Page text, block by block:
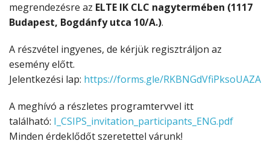
megrendezésre az ELTE IK CLC nagytermében (1117
Budapest, Bogdánfy utca 10/A.).
A részvétel ingyenes, de kérjük regisztráljon az
esemény előtt.
Jelentkezési lap: https://forms.gle/RKBNGdVfiPksoUAZA
A meghívó a részletes programtervvel itt
található: I_CSIPS_invitation_participants_ENG.pdf
Minden érdeklődőt szeretettel várunk!